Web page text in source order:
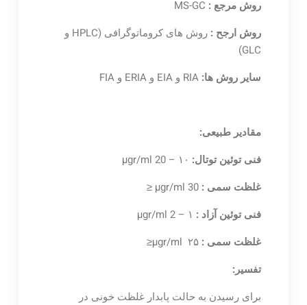
روش مرجع : MS-GC
روش ارجح :
روش های کروماتوگرافی (HPLC و
GLC)
سایر روش ها: RIA و EIA و ERIA و FIA
مقادیر طبیعی:
فنی توئین توتال: µgr/ml 20 – ۱۰
غلظت سمی : µgr/ml 30 ≤
فنی توئین آزاد : µgr/ml 2 – ۱
غلظت سمی : µgr/ml ۲۵≤
تفسیر:
برای رسیدن به حالت پابدار غلظت خونی در